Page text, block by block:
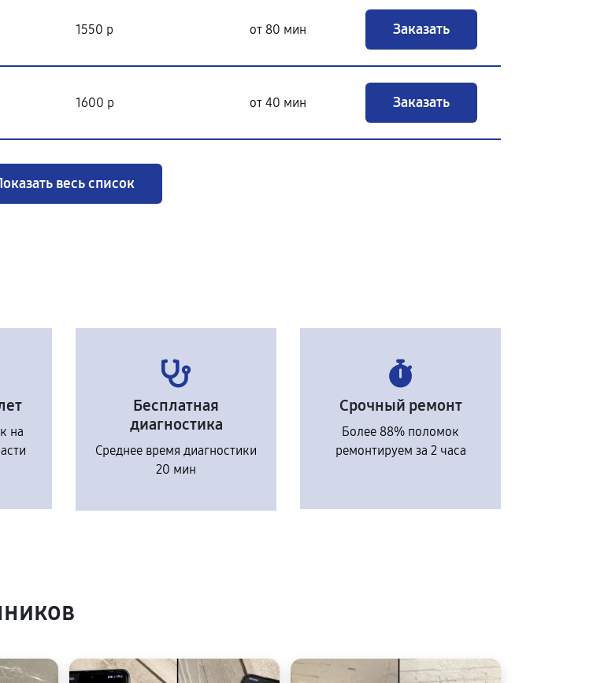
1550 р от 80 мин Заказать
1600 р от 40 мин Заказать
весь список
на
Бесплатная
диагностика
Среднее время диагностики
20 мин
Срочный ремонт
Более 88% поломок
ремонтируем за 2 часа